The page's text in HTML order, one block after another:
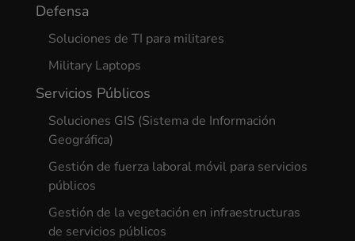
Defensa
Soluciones de TI para militares
Military Laptops
Servicios Públicos
Soluciones GIS (Sistema de Información
Geográfica)
Gestión de fuerza laboral móvil para servicios
públicos
Gestión de la vegetación en infraestructuras
de servicios públicos